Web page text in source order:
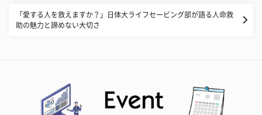
「愛する人を救えますか？」日体大ライフセービング部が語る人命救
助の魅力と諦めない大切さ